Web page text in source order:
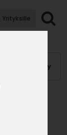
Yrityksille
Pintakäsittely